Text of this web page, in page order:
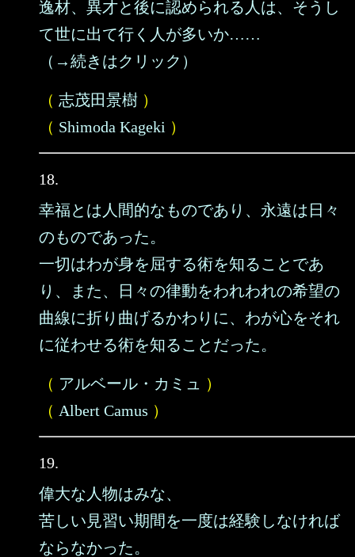
逸材、異才と後に認められる人は、そうし
て世に出て行く人が多いか……
（→続きはクリック）
（ 志茂田景樹 ）
（ Shimoda Kageki ）
18.
幸福とは人間的なものであり、永遠は日々
のものであった。
一切はわが身を屈する術を知ることであ
り、また、日々の律動をわれわれの希望の
曲線に折り曲げるかわりに、わが心をそれ
に従わせる術を知ることだった。
（ アルベール・カミュ
）
（ Albert Camus ）
19.
偉大な人物はみな、
苦しい見習い期間を一度は経験しなければ
ならなかった。